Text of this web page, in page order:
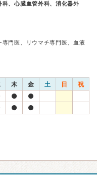
、心臓血管外科、消化器外
門医、リウマチ専門医、血液
木 金 土 日 祝